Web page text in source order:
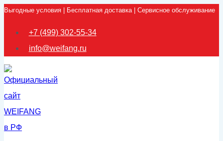
Перейти
Выгодные условия | Бесплатная доставка | Сервисное обслуживание
+7 (499) 302-55-34
info@weifang.ru